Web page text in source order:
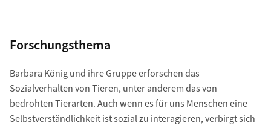
Forschungsthema
Barbara König und ihre Gruppe erforschen das
Sozialverhalten von Tieren, unter anderem das von
bedrohten Tierarten. Auch wenn es für uns Menschen eine
Selbstverständlichkeit ist sozial zu interagieren, verbirgt sich